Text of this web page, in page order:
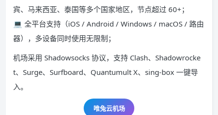
宾、马来西亚、泰国等多个国家地区，节点超过 60+；
💻 全平台支持（iOS / Android / Windows / macOS / 路由
器），多设备同时使用无限制；
机场采用 Shadowsocks 协议，支持 Clash、Shadowrocke
t、Surge、Surfboard、Quantumult X、sing-box 一键导
入。
唯兔云机场